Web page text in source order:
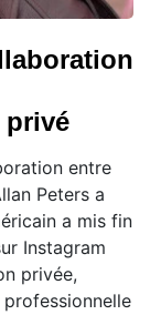
privé
entre
Peters a
a mis fin
Instagram
privée,